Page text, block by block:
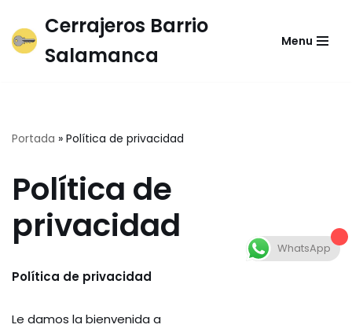
Saltar
Cerrajeros Barrio
Salamanca
Menu
Portada » Política de privacidad
Política de
privacidad
Política de privacidad
Le damos la bienvenida a
WhatsApp